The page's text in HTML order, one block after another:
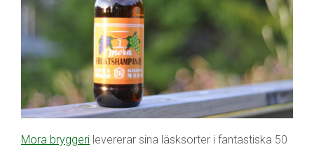
Mora bryggeri levererar sina läsksorter i fantastiska 50